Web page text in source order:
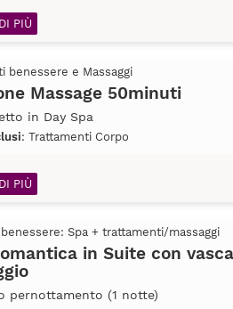
PIÙ
benessere e Massaggi
Massage 50minuti
in Day Spa
: Trattamenti Corpo
PIÙ
Spa + trattamenti/massaggi
in Suite con
pernottamento (1 notte)